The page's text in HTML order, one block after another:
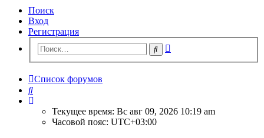
Поиск
Вход
Регистрация
Поиск
Список форумов
Поиск
Текущее время: Вс авг 09, 2026 10:19 am
Часовой пояс: UTC+03:00